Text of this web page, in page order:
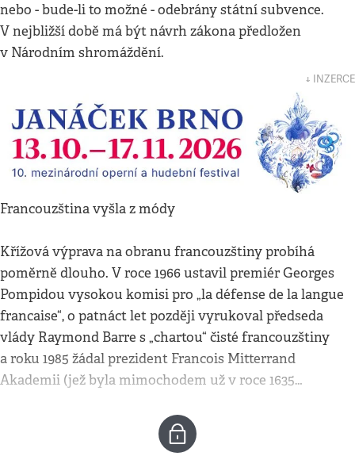
nebo - bude-li to možné - odebrány státní subvence.
V nejbližší době má být návrh zákona předložen
v Národním shromáždění.
↓ INZERCE
Francouzština vyšla z módy
Křížová výprava na obranu francouzštiny probíhá
poměrně dlouho. V roce 1966 ustavil premiér Georges
Pompidou vysokou komisi pro „la défense de la langue
francaise“, o patnáct let později vyrukoval předseda
vlády Raymond Barre s „chartou“ čisté francouzštiny
a roku 1985 žádal prezident Francois Mitterrand
Akademii (jež byla mimochodem už v roce 1635…